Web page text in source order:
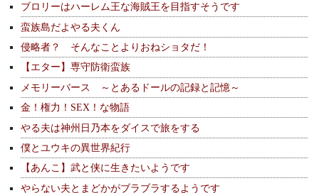
ブロリーはハーレム王な海賊王を目指すそうです
蛮族島だよやる夫くん
侵略者？ そんなことよりおねショタだ！
【エター】専守防衛蛮族
メモリーバース ～とあるドールの記録と記憶～
金！権力！SEX！な物語
やる夫は神州日乃本をダイスで旅をする
僕とユウキの異世界紀行
【あんこ】武と侠に生きたいようです
やらない夫とまどかがブラブラするようです